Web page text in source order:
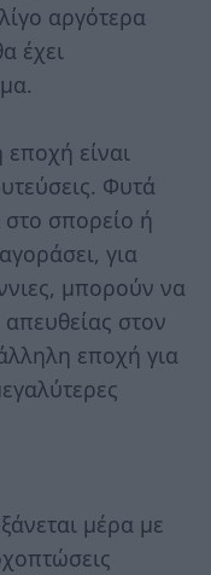
αργότερα
έχει
είναι
Φυτά
σπορείο ή
για
μπορούν να
στον
εποχή για
μέρα με